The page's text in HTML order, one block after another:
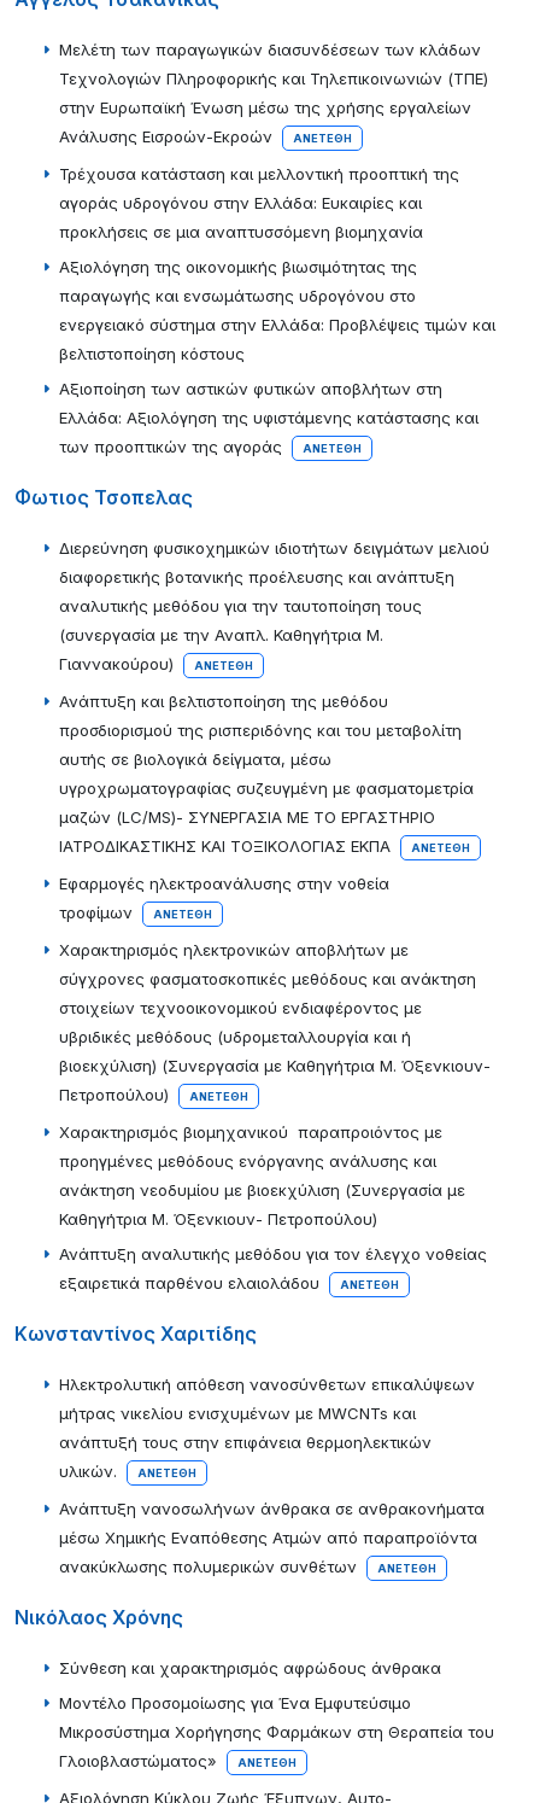
Μελέτη των παραγωγικών διασυνδέσεων των κλάδων
Τεχνολογιών Πληροφορικής και Τηλεπικοινωνιών (ΤΠΕ)
στην Ευρωπαϊκή Ένωση μέσω της χρήσης εργαλείων
Ανάλυσης Εισροών-Εκροών
ΑΝΕΤΈΘΗ
Τρέχουσα κατάσταση και μελλοντική προοπτική της
αγοράς υδρογόνου στην Ελλάδα: Ευκαιρίες και
προκλήσεις σε μια αναπτυσσόμενη βιομηχανία
Αξιολόγηση της οικονομικής βιωσιμότητας της
παραγωγής και ενσωμάτωσης υδρογόνου στο
ενεργειακό σύστημα στην Ελλάδα: Προβλέψεις τιμών και
βελτιστοποίηση κόστους
Αξιοποίηση των αστικών φυτικών αποβλήτων στη
Ελλάδα: Αξιολόγηση της υφιστάμενης κατάστασης και
των προοπτικών της αγοράς
ΑΝΕΤΈΘΗ
Φωτιος Τσοπελας
Διερεύνηση φυσικοχημικών ιδιοτήτων δειγμάτων μελιού
διαφορετικής βοτανικής προέλευσης και ανάπτυξη
αναλυτικής μεθόδου για την ταυτοποίηση τους
(συνεργασία με την Αναπλ. Καθηγήτρια Μ.
Γιαννακούρου)
ΑΝΕΤΈΘΗ
Ανάπτυξη και βελτιστοποίηση της μεθόδου
προσδιορισμού της ρισπεριδόνης και του μεταβολίτη
αυτής σε βιολογικά δείγματα, μέσω
υγροχρωματογραφίας συζευγμένη με φασματομετρία
μαζών (LC/MS)- ΣΥΝΕΡΓΑΣΙΑ ΜΕ ΤΟ ΕΡΓΑΣΤΗΡΙΟ
ΙΑΤΡΟΔΙΚΑΣΤΙΚΗΣ ΚΑΙ ΤΟΞΙΚΟΛΟΓΙΑΣ ΕΚΠΑ
ΑΝΕΤΈΘΗ
Εφαρμογές ηλεκτροανάλυσης στην νοθεία
τροφίμων
ΑΝΕΤΈΘΗ
Χαρακτηρισμός ηλεκτρονικών αποβλήτων με
σύγχρονες φασματοσκοπικές μεθόδους και ανάκτηση
στοιχείων τεχνοοικονομικού ενδιαφέροντος με
υβριδικές μεθόδους (υδρομεταλλουργία και ή
βιοεκχύλιση) (Συνεργασία με Καθηγήτρια Μ. Όξενκιουν-
Πετροπούλου)
ΑΝΕΤΈΘΗ
Χαρακτηρισμός βιομηχανικού παραπροιόντος με
προηγμένες μεθόδους ενόργανης ανάλυσης και
ανάκτηση νεοδυμίου με βιοεκχύλιση (Συνεργασία με
Καθηγήτρια Μ. Όξενκιουν- Πετροπούλου)
Ανάπτυξη αναλυτικής μεθόδου για τον έλεγχο νοθείας
εξαιρετικά παρθένου ελαιολάδου
ΑΝΕΤΈΘΗ
Κωνσταντίνος Χαριτίδης
Ηλεκτρολυτική απόθεση νανοσύνθετων επικαλύψεων
μήτρας νικελίου ενισχυμένων με MWCNTs και
ανάπτυξή τους στην επιφάνεια θερμοηλεκτικών
υλικών.
ΑΝΕΤΈΘΗ
Ανάπτυξη νανοσωλήνων άνθρακα σε ανθρακονήματα
μέσω Χημικής Εναπόθεσης Ατμών από παραπροϊόντα
ανακύκλωσης πολυμερικών συνθέτων
ΑΝΕΤΈΘΗ
Νικόλαος Χρόνης
Σύνθεση και χαρακτηρισμός αφρώδους άνθρακα
Μοντέλο Προσομοίωσης για Ένα Εμφυτεύσιμο
Μικροσύστημα Χορήγησης Φαρμάκων στη Θεραπεία του
Γλοιοβλαστώματος»
ΑΝΕΤΈΘΗ
Αξιολόγηση Κύκλου Ζωής Έξυπνων, Αυτο-